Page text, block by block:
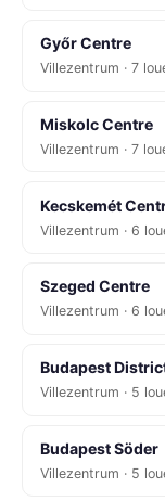
Győr Centre
Villezentrum · 7
Miskolc Centre
Villezentrum · 7
Kecskemét
Villezentrum · 6
Szeged Centre
Villezentrum · 6
Budapest
Villezentrum · 5
Budapest Söder
Villezentrum · 5